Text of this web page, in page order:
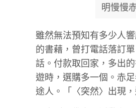
明慢慢
雖然無法預知有多少人
的書藉，曾打電話落訂
話。付款取回家，多出
遊時，選購多一個。赤
途人。「〈突然〉出現